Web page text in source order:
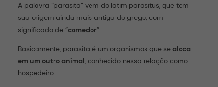
A palavra “parasita” vem do latim parasitus, que tem
sua origem ainda mais antiga do grego, com
significado de “comedor”.
Basicamente, parasita é um organismos que se aloca
em um outro animal , conhecido nessa relação como
hospedeiro.